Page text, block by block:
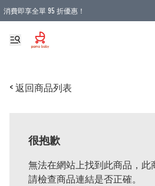
消費即享全單 95 折優惠！
購物滿 HKD 900.00即享免運費優惠！（適用於
< 返回商品列表
很抱歉
無法在網站上找到此商品，此
請檢查商品連結是否正確。